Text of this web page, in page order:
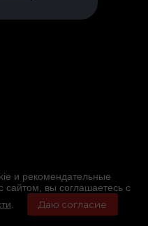
и рекомендательные
сайтом, вы соглашаетесь с
Даю согласие